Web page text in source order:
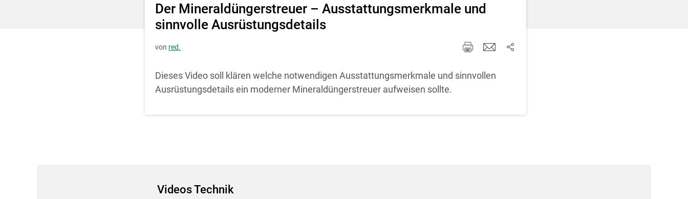
Der Mineraldüngerstreuer – Ausstattungsmerkmale und
sinnvolle Ausrüstungsdetails
von red.
Dieses Video soll klären welche notwendigen Ausstattungsmerkmale und sinnvollen
Ausrüstungsdetails ein moderner Mineraldüngerstreuer aufweisen sollte.
Videos Technik